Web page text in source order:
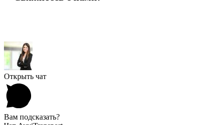
Открыть чат
Вам подсказать?